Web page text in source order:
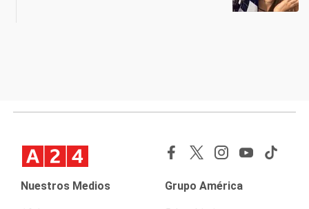
Nuestros Medios Grupo América